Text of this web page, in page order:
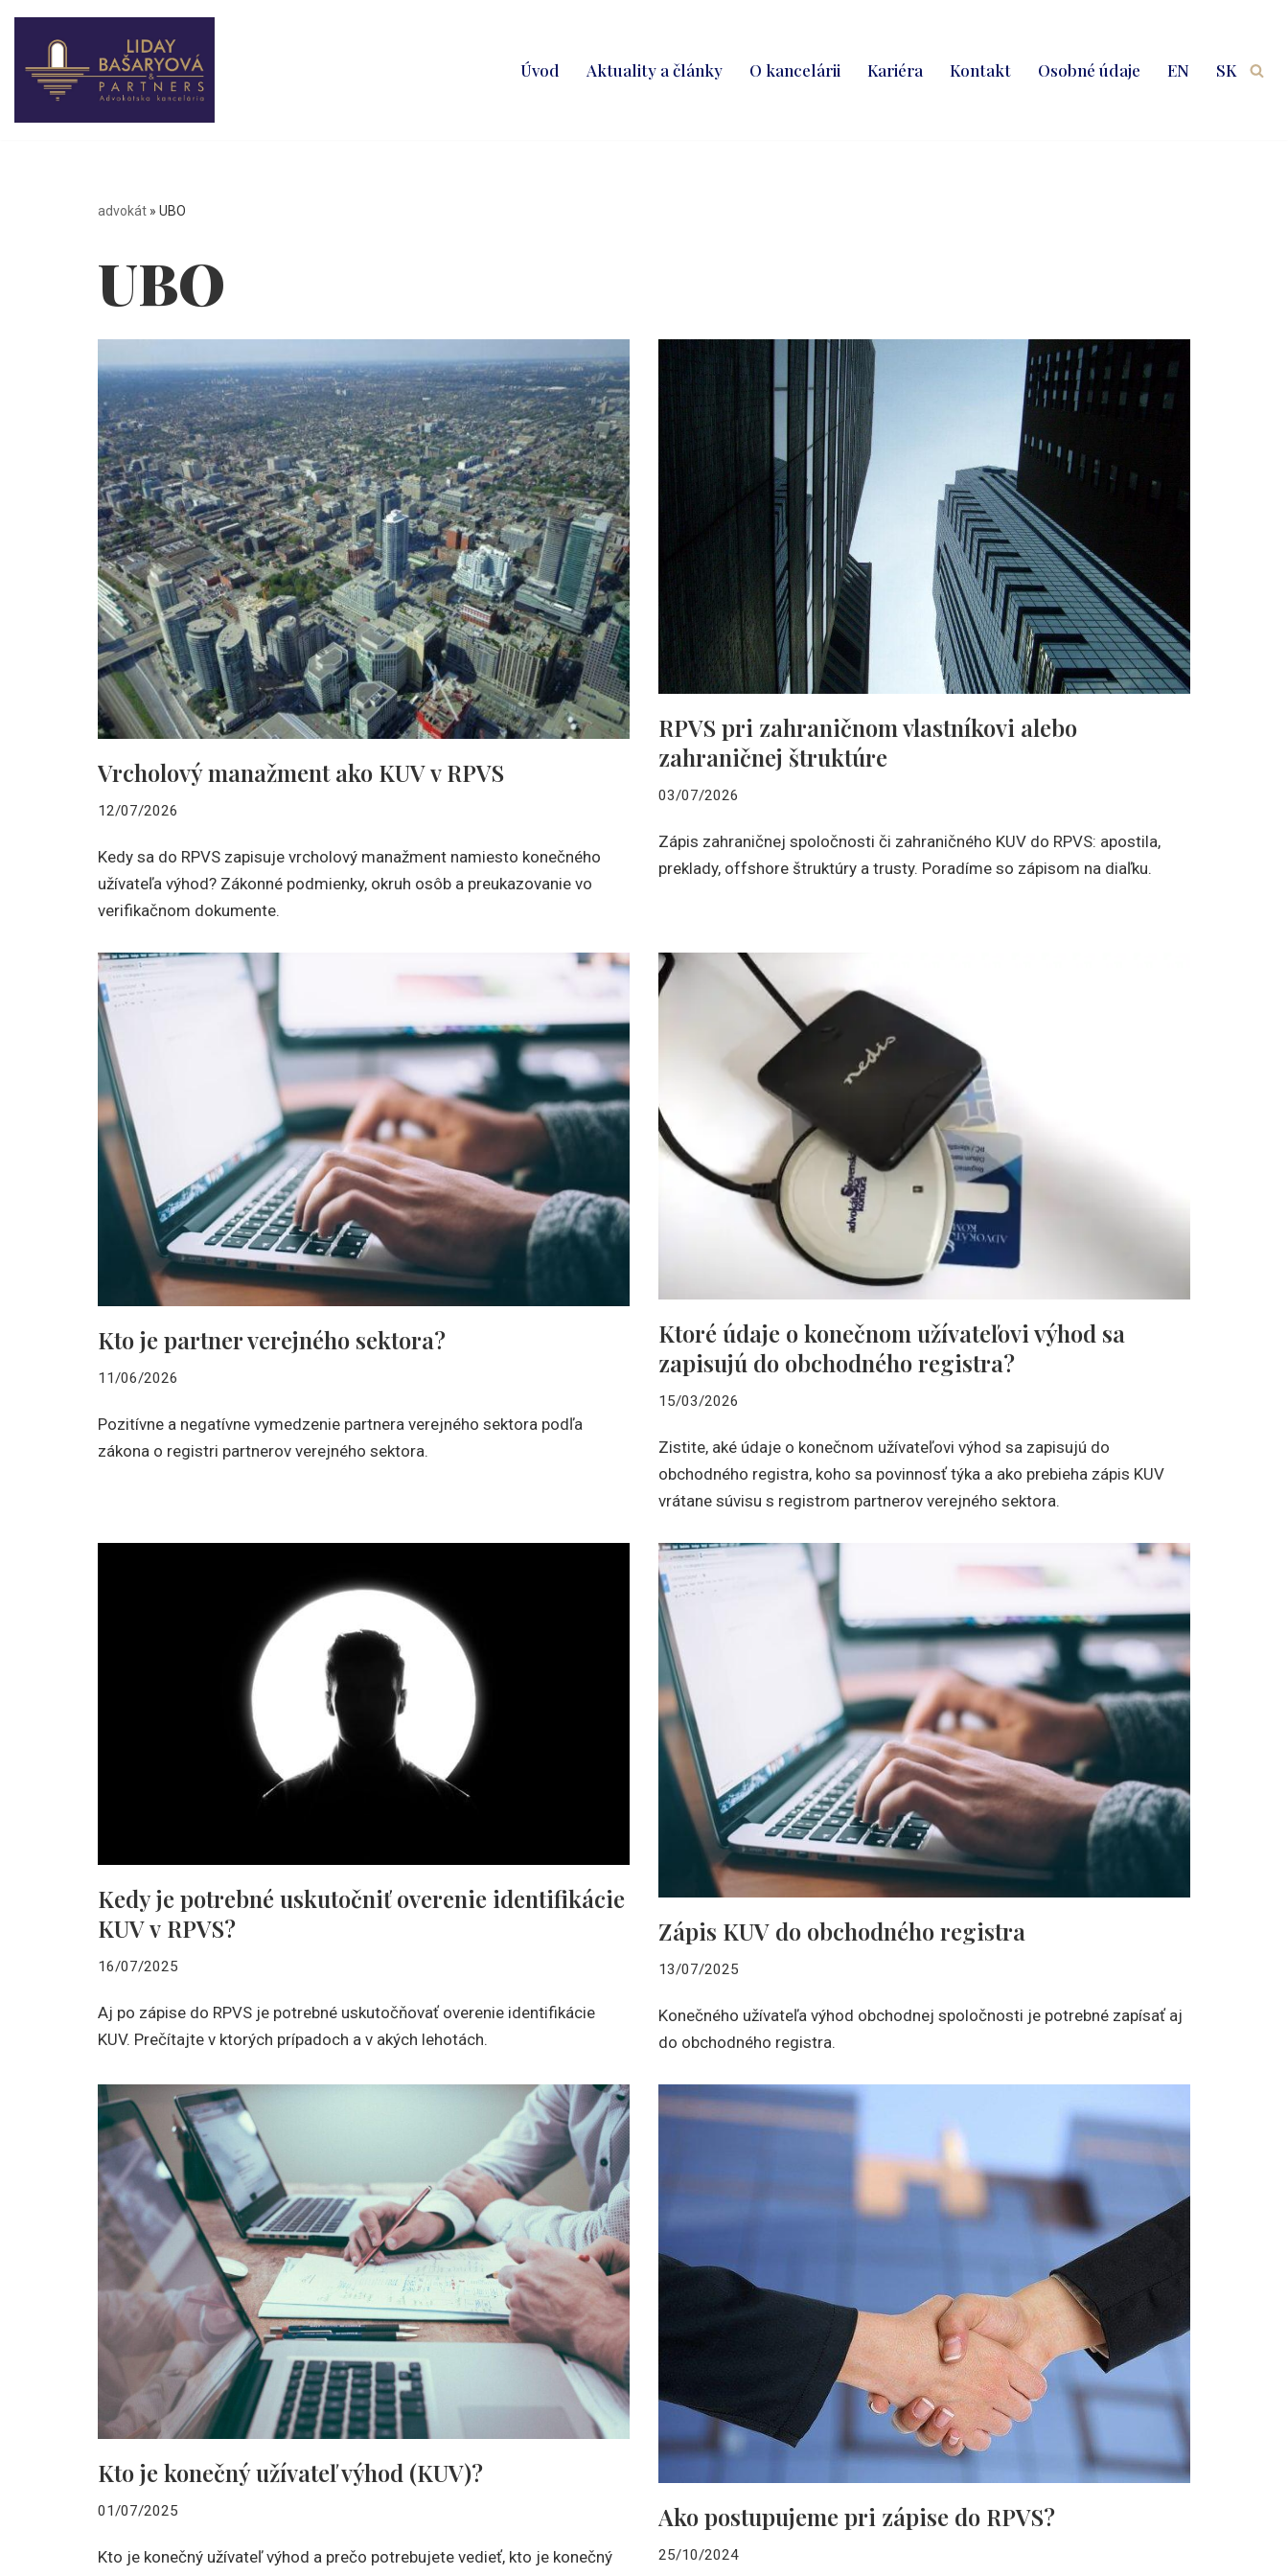
Preskočiť
Úvod Aktuality a články O kancelárii Kariéra Kontakt Osobné údaje EN SK
advokát » UBO
UBO
Vrcholový manažment ako KUV v RPVS
12/07/2026
Kedy sa do RPVS zapisuje vrcholový manažment namiesto konečného
užívateľa výhod? Zákonné podmienky, okruh osôb a preukazovanie vo
verifikačnom dokumente.
RPVS pri zahraničnom vlastníkovi alebo
zahraničnej štruktúre
03/07/2026
Zápis zahraničnej spoločnosti či zahraničného KUV do RPVS: apostila,
preklady, offshore štruktúry a trusty. Poradíme so zápisom na diaľku.
Kto je partner verejného sektora?
11/06/2026
Pozitívne a negatívne vymedzenie partnera verejného sektora podľa
zákona o registri partnerov verejného sektora.
Ktoré údaje o konečnom užívateľovi výhod sa
zapisujú do obchodného registra?
15/03/2026
Zistite, aké údaje o konečnom užívateľovi výhod sa zapisujú do
obchodného registra, koho sa povinnosť týka a ako prebieha zápis KUV
vrátane súvisu s registrom partnerov verejného sektora.
Kedy je potrebné uskutočniť overenie identifikácie
KUV v RPVS?
16/07/2025
Aj po zápise do RPVS je potrebné uskutočňovať overenie identifikácie
KUV. Prečítajte v ktorých prípadoch a v akých lehotách.
Zápis KUV do obchodného registra
13/07/2025
Konečného užívateľa výhod obchodnej spoločnosti je potrebné zapísať aj
do obchodného registra.
Kto je konečný užívateľ výhod (KUV)?
01/07/2025
Kto je konečný užívateľ výhod a prečo potrebujete vedieť, kto je konečný
Ako postupujeme pri zápise do RPVS?
25/10/2024